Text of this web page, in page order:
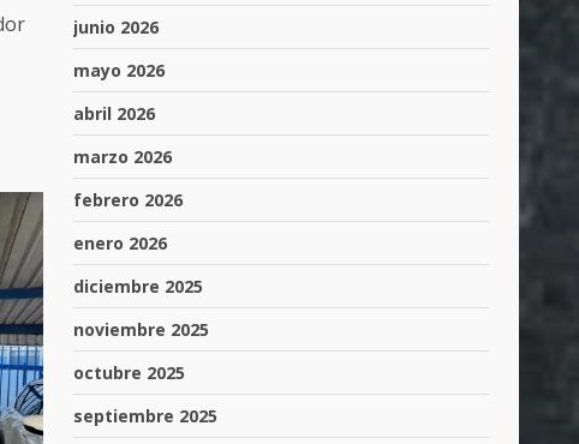
junio 2026
mayo 2026
abril 2026
marzo 2026
febrero 2026
enero 2026
diciembre 2025
noviembre 2025
octubre 2025
septiembre 2025